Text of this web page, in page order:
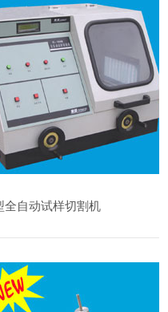
全自动试样切割机